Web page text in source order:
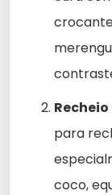
para
coco,